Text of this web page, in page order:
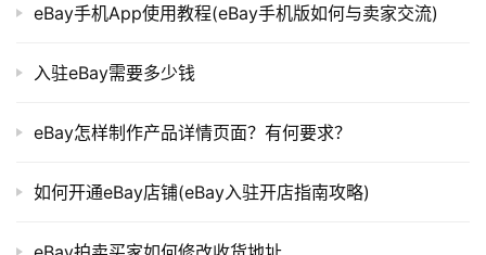
eBay手机App使用教程(eBay手机版如何与卖家交流)
入驻eBay需要多少钱
eBay怎样制作产品详情页面？有何要求？
如何开通eBay店铺(eBay入驻开店指南攻略)